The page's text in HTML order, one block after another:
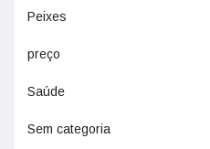
Peixes
preço
Saúde
Sem categoria